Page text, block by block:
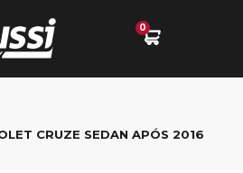
0
CRUZE SEDAN APÓS 2016